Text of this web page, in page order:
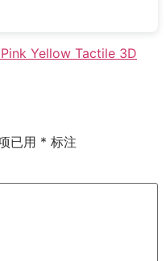
Yellow Tactile 3D
已用 * 标注